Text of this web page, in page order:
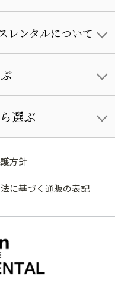
レンタルについて
選ぶ
方針
に基づく通販の表記